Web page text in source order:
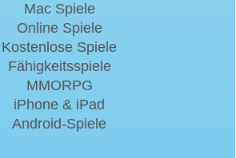
Mac Spiele
Online Spiele
Kostenlose Spiele
Fähigkeitsspiele
MMORPG
iPhone & iPad
Android-Spiele